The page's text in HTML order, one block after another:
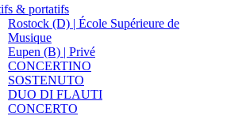
& portatifs
Rostock (D) | École Supérieure de
Musique
Eupen (B) | Privé
CONCERTINO
SOSTENUTO
DUO DI FLAUTI
CONCERTO